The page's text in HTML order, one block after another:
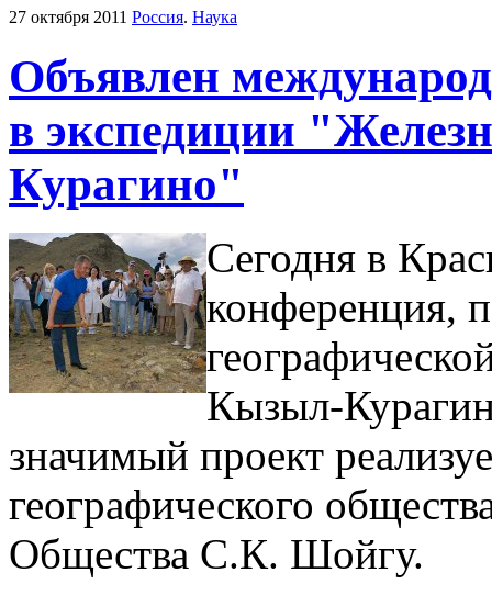
27 октября 2011 Россия. Наука
Объявлен
в экспедиции
Курагино"
Сегодня в
конференция,
Кызыл-
значимый проект
географического
Общества С.К. Шойгу.